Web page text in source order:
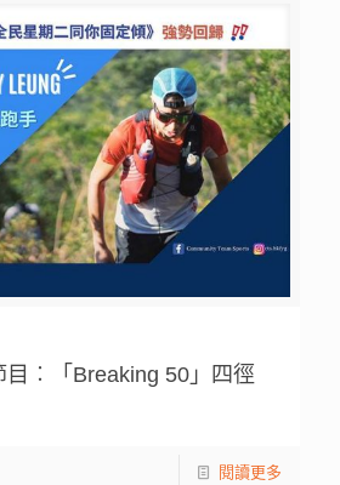
目︰「Breaking 50」四徑
閱讀更多